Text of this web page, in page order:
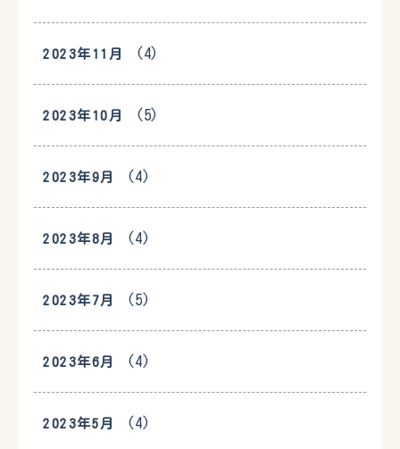
2023年11月 (4)
2023年10月 (5)
2023年9月 (4)
2023年8月 (4)
2023年7月 (5)
2023年6月 (4)
2023年5月 (4)